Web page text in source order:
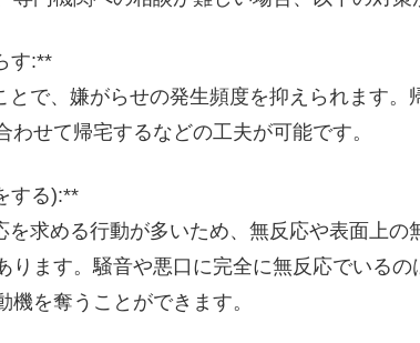
す:**
とで、嫌がらせの発生頻度を抑えられます。
わせて帰宅するなどの工夫が可能です。
する):**
を求める行動が多いため、無反応や表面上の
ります。騒音や悪口に完全に無反応でいるの
を奪うことができます。